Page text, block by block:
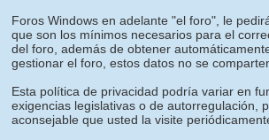
Foros Windows en adelante "el foro", le
que son los mínimos necesarios para el
del foro, además de obtener
gestionar el foro, estos datos no se
Esta política de privacidad podría variar en
exigencias legislativas o de autorregulación,
aconsejable que usted la visite